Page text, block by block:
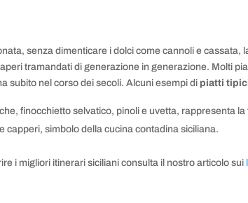
senza dimenticare i dolci come cannoli e cassata,
tramandati di generazione in generazione. Molti
subito nel corso dei secoli. Alcuni esempi di piatti
finocchietto selvatico, pinoli e uvetta, rappresenta
capperi, simbolo della cucina contadina siciliana.
i migliori itinerari siciliani consulta il nostro articolo sui